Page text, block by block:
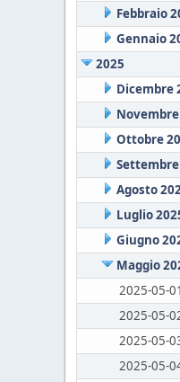
Febbraio
Gennaio
2025
Dicembre
Ottobre
Settembre
Agosto
Luglio
Giugno
Maggio
2025-05-01
2025-05-
2025-05-
2025-05-